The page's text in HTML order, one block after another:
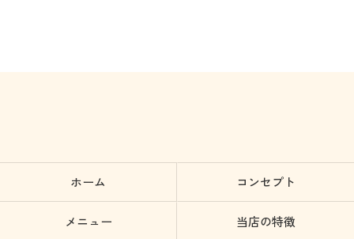
ホーム コンセプト
メニュー 当店の特徴